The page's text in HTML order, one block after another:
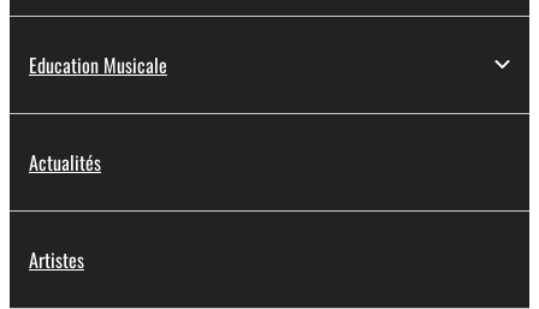
Education Musicale
Actualités
Artistes